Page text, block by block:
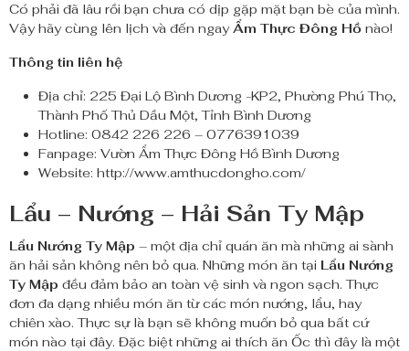
Có phải đã lâu rồi bạn chưa có dịp gặp mặt bạn bè của mình.
Vậy hãy cùng lên lịch và đến ngayẨm Thực Đông Hồ nào!
Thông tin liên hệ
Địa chỉ: 225 Đại Lộ Bình Dương -KP2, Phường Phú Thọ,
Thành Phố Thủ Dầu Một, Tỉnh Bình Dương
Hotline: 0842 226 226 – 0776391039
Fanpage: Vườn Ẩm Thực Đông Hồ Bình Dương
Website: http://www.amthucdongho.com/
Lẩu – Nướng – Hải Sản Ty Mập
Lẩu Nướng Ty Mập – một địa chỉ quán ăn mà những ai sành
ăn hải sản không nên bỏ qua. Những món ăn tại Lẩu Nướng
Ty Mập đều đảm bảo an toàn vệ sinh và ngon sạch. Thực
đơn đa dạng nhiều món ăn từ các món nướng, lẩu, hay
chiên xào. Thực sự là bạn sẽ không muốn bỏ qua bất cứ
món nào tại đây. Đặc biệt những ai thích ăn Ốc thì đây là một